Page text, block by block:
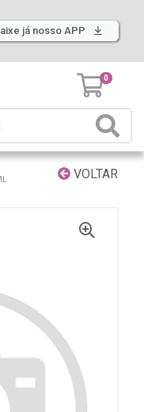
já nosso APP
0
VOLTAR